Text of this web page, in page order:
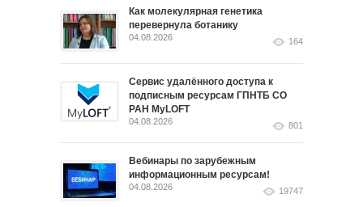
Как молекулярная генетика
перевернула ботанику
04.08.2026 164
Сервис удалённого доступа к
подписным ресурсам ГПНТБ СО
РАН MyLOFT
04.08.2026 801
Вебинары по зарубежным
информационным ресурсам!
04.08.2026 19747